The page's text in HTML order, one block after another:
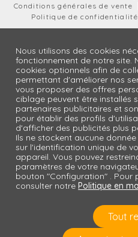
Conditions générales de vente
Politique de confidentialité
Nous utilisons des cookies
fonctionnement de notre site.
cookies optionnels afin de
permettant d'améliorer nos
vous proposer des offres
ciblage peuvent être installés
partenaires publicitaires et
pour établir des profils
d'afficher des publicités plus
Ils ne stockent aucune
sur l'identification unique de
appareil. Vous pouvez
paramètres de votre
bouton "Configuration" . Pour
consulter notrePolitique en
Tout